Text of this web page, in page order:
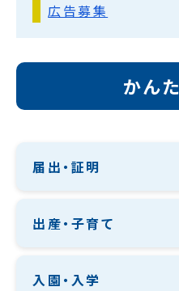
広告募集
かん
届出・証明
出産・子育て
入園・入学